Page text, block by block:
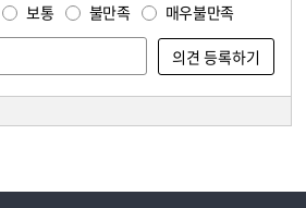
보통 불만족 매우불만족